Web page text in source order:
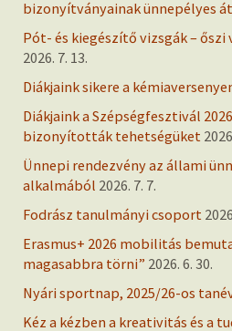
bizonyítványainak ünnepélyes
Pót- és kiegészítő vizsgák – őszi
2026. 7. 13.
Diákjaink sikere a
Diákjaink a Szépségfesztivál
bizonyították tehetségüket
Ünnepi rendezvény az állami
alkalmából 2026. 7. 7.
Fodrász tanulmányi csoport
Erasmus+ 2026 mobilitás
magasabbra törni” 2026. 6. 30.
Nyári sportnap, 2025/26-os
Kéz a kézben a kreativitás és a